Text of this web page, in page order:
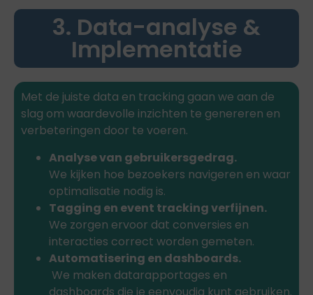
3. Data-analyse &
Implementatie
Met de juiste data en tracking gaan we aan de
slag om waardevolle inzichten te genereren en
verbeteringen door te voeren.
Analyse van gebruikersgedrag.
We kijken hoe bezoekers navigeren en waar
optimalisatie nodig is.
Tagging en event tracking verfijnen.
We zorgen ervoor dat conversies en
interacties correct worden gemeten.
Automatisering en dashboards.
We maken datarapportages en
dashboards die je eenvoudig kunt gebruiken.